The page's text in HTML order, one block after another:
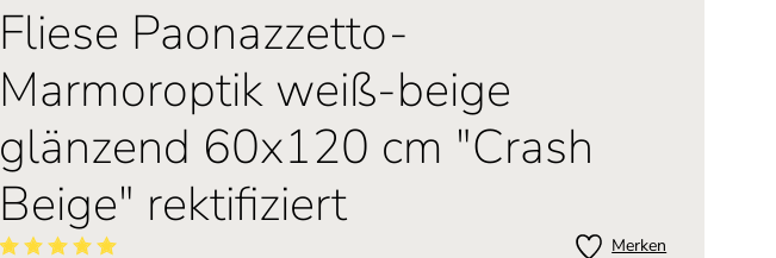
Fliese Paonazzetto-
Marmoroptik weiß-beige
glänzend 60x120 cm "Crash
Beige" rektifiziert
Merken